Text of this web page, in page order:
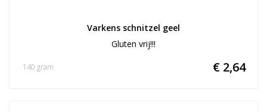
Varkens schnitzel geel
Gluten vrij!!!
€ 2,64
140 gram